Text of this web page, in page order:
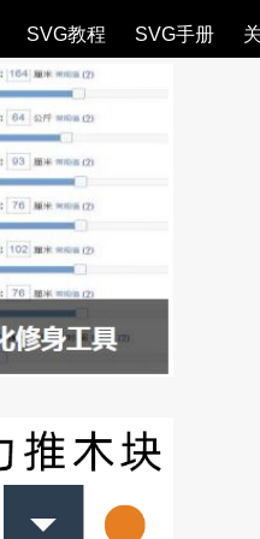
SVG教程 SVG手册